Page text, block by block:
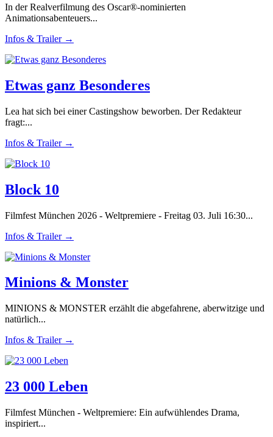
In der Realverfilmung des Oscar®-nominierten
Animationsabenteuers...
Infos & Trailer →
Etwas ganz Besonderes
Lea hat sich bei einer Castingshow beworben. Der Redakteur
fragt:...
Infos & Trailer →
Block 10
Filmfest München 2026 - Weltpremiere - Freitag 03. Juli 16:30...
Infos & Trailer →
Minions & Monster
MINIONS & MONSTER erzählt die abgefahrene, aberwitzige und
natürlich...
Infos & Trailer →
23 000 Leben
Filmfest München - Weltpremiere: Ein aufwühlendes Drama,
inspiriert...